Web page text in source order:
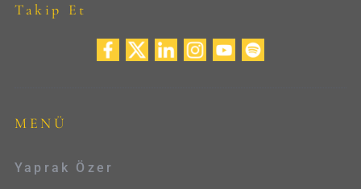
Takip Et
MENÜ
Yaprak Özer